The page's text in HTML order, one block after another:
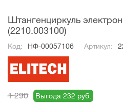
Штангенциркуль
(2210.003100)
Код: НФ-00057106 Артикул:
1 290 Выгода 232 руб.